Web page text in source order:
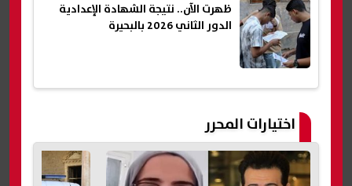
ظهرت الآن.. نتيجة الشهادة الإعدادية
الدور الثاني 2026 بالبحيرة
اختيارات المحرر